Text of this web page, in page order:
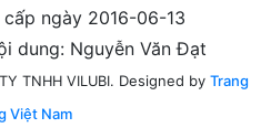
ngày 2016-06-13
dung: Nguyễn Văn Đạt
TNHH VILUBI. Designed by Trang
Việt Nam